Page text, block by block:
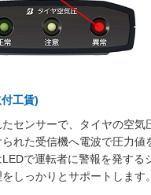
工賃)
センサーで、タイヤの空気
れた受信機へ電波で圧力値
で運転者に警報を発する
しっかりとサポートします。